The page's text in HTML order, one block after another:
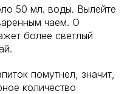
50 мл. воды. Вылейте
чаем. О
более светлый
помутнел, значит,
количество